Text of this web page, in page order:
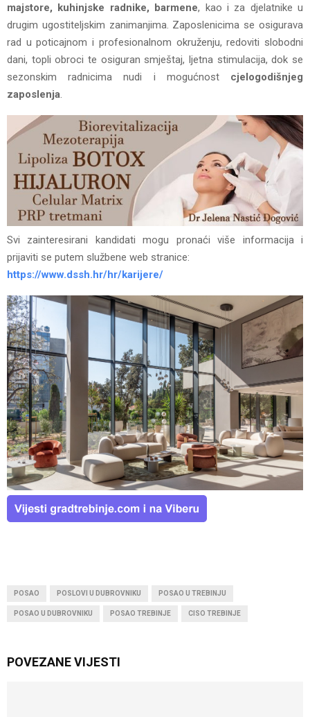
majstore, kuhinjske radnike, barmene, kao i za djelatnike u
drugim ugostiteljskim zanimanjima. Zaposlenicima se osigurava
rad u poticajnom i profesionalnom okruženju, redoviti slobodni
dani, topli obroci te osiguran smještaj, ljetna stimulacija, dok se
sezonskim radnicima nudi i mogućnost cjelogodišnjeg
zaposlenja.
Svi zainteresirani kandidati mogu pronaći više informacija i
prijaviti se putem službene web stranice:
https://www.dssh.hr/hr/karijere/
POSAO POSLOVI U DUBROVNIKU POSAO U TREBINJU
POSAO U DUBROVNIKU POSAO TREBINJE CISO TREBINJE
POVEZANE VIJESTI